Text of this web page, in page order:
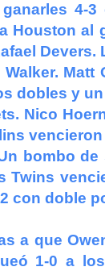
4-3
Houston al
Devers.
Matt
dobles y
Nico
bombo
con doble
a que
1-0 a